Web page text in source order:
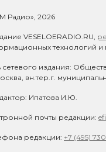
Радио», 2026
VESELOERADIO.RU,
технологий
сетевого издания:
вн.тер.г.
Ипатова И.Ю.
почты редакции:
редакции: +7 (495)